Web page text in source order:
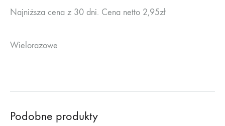
Najniższa cena z 30 dni. Cena netto 2,95zł
Wielorazowe
Podobne produkty